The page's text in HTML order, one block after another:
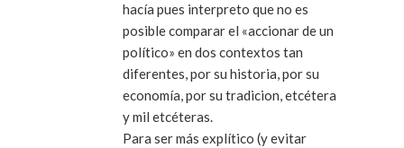
hacía pues interpreto que no es
posible comparar el «accionar de un
político» en dos contextos tan
diferentes, por su historia, por su
economía, por su tradicion, etcétera
y mil etcéteras.
Para ser más explítico (y evitar